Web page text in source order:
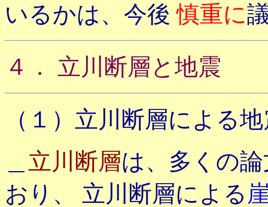
いるかは、今後 慎重に
４． 立川断層と地震
（１）立川断層による
立川断層は、多くの
おり、 立川断層による